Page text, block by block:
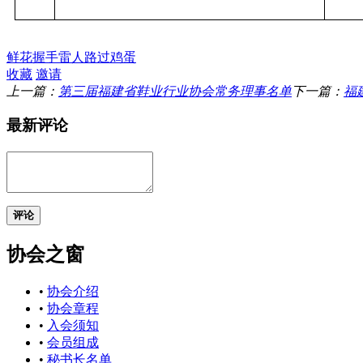
鲜花握手雷人 路过鸡蛋
收藏 邀请
上一篇： 第三届福建省鞋业行业协会常务理事名单下一篇： 福
最新评论
评论
协会之窗
• 协会介绍
• 协会章程
• 入会须知
• 会员组成
• 秘书长名单